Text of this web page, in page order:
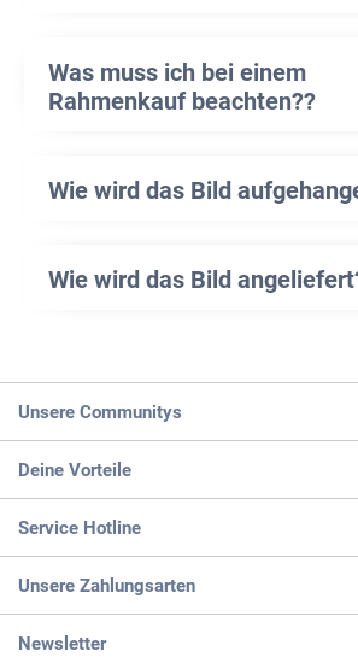
Was muss ich bei einem
Rahmenkauf beachten??
Wie wird das Bild
Wie wird das Bild
Unsere Communitys
Deine Vorteile
Service Hotline
Unsere Zahlungsarten
Newsletter